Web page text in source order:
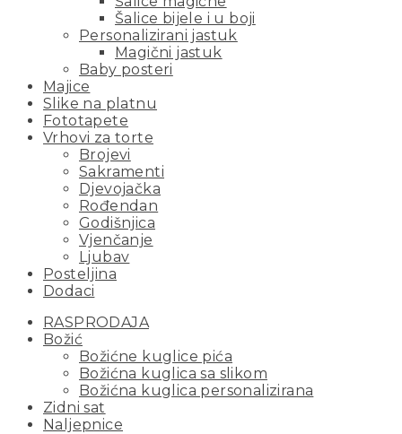
Šalice bijele i u boji
Personalizirani jastuk
Magični jastuk
Baby posteri
Majice
Slike na platnu
Fototapete
Vrhovi za torte
Brojevi
Sakramenti
Djevojačka
Rođendan
Godišnjica
Vjenčanje
Ljubav
Posteljina
Dodaci
RASPRODAJA
Božić
Božićne kuglice pića
Božićna kuglica sa slikom
Božićna kuglica personalizirana
Zidni sat
Naljepnice